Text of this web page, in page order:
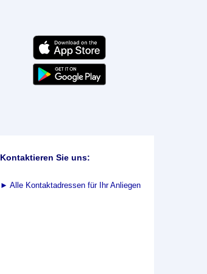
Kontaktieren Sie uns:
► Alle Kontaktadressen für Ihr Anliegen